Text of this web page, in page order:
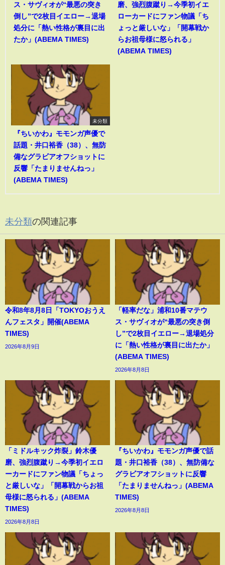
ス・サヴィオが“最悪の突き
倒し”で2枚目イエロー→退場
処分に「熱い性格が裏目に出
たか」(ABEMA TIMES)
磨、強烈腹蹴り→今季初イエ
ローカードにファン物議「ち
ょっと厳しいな」「開幕戦か
らお祖母様に怒られる」
(ABEMA TIMES)
未分類
『ちいかわ』モモンガ声優で
話題・井口裕香（38）、無防
備なグラビアオフショットに
反響「たまりませんねっ」
(ABEMA TIMES)
未分類の関連記事
令和8年8月8日「TOKYOおうえ
んフェスタ」開催(ABEMA
TIMES)
2026年8月9日
「軽率だな」浦和10番マテウ
ス・サヴィオが“最悪の突き倒
し”で2枚目イエロー→退場処分
に「熱い性格が裏目に出たか」
(ABEMA TIMES)
2026年8月8日
「ミドルキック炸裂」鈴木優
磨、強烈腹蹴り→今季初イエロ
ーカードにファン物議「ちょっ
と厳しいな」「開幕戦からお祖
母様に怒られる」(ABEMA
TIMES)
2026年8月8日
『ちいかわ』モモンガ声優で話
題・井口裕香（38）、無防備な
グラビアオフショットに反響
「たまりませんねっ」(ABEMA
TIMES)
2026年8月8日